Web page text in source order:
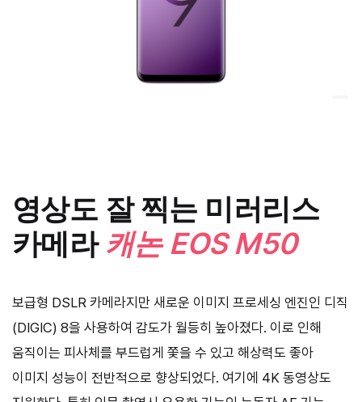
영상도 잘 찍는 미러리스
카메라 캐논 EOS M50
보급형 DSLR 카메라지만 새로운 이미지 프로세싱 엔진인 디직
(DIGIC) 8을 사용하여 감도가 월등히 높아졌다. 이로 인해
움직이는 피사체를 부드럽게 쫓을 수 있고 해상력도 좋아
이미지 성능이 전반적으로 향상되었다. 여기에 4K 동영상도